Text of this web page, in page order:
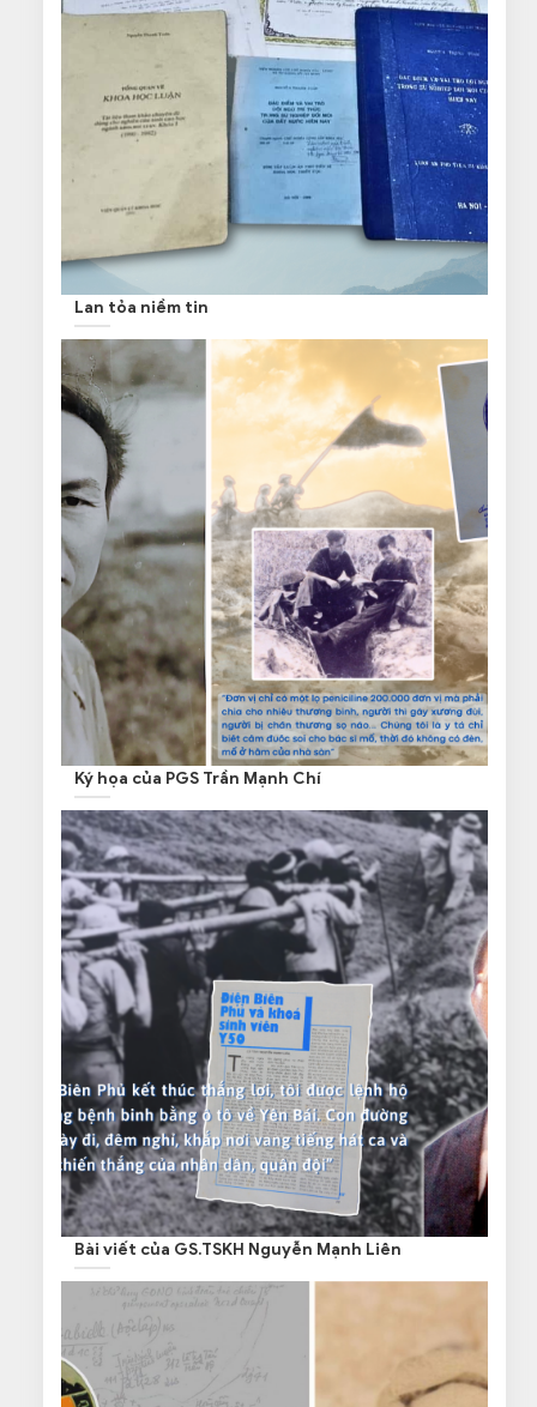
Lan tỏa niềm tin
Ký họa của PGS Trần Mạnh Chí
Bài viết của GS.TSKH Nguyễn Mạnh Liên